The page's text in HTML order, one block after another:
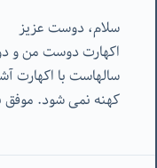
سلام، دوست عزیز
اکهارت دوست من و
سالهاست با اکهارت
کهنه نمی شود. موفق